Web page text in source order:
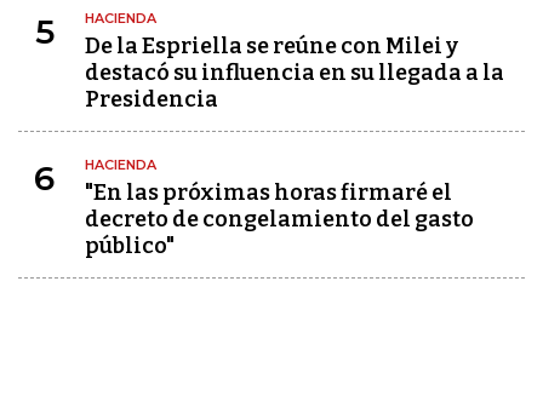
5 HACIENDA
De la Espriella se reúne con Milei y
destacó su influencia en su llegada a la
Presidencia
6 HACIENDA
"En las próximas horas firmaré el
decreto de congelamiento del gasto
público"